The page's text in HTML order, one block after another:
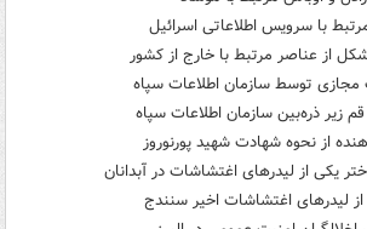
با سرویس اطلاعاتی اسرائیل
از عناصر مرتبط با خارج از کشور
توسط سازمان اطلاعات سپاه
زیر ذره‌بین سازمان اطلاعات سپاه
از نحوه شهادت شهید پورنوروز
یکی از لیدرهای اغتشاشات در آبدانان